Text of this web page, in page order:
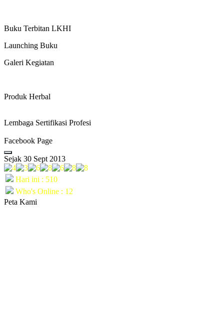
Buku Terbitan LKHI
Launching Buku
Galeri Kegiatan
Produk Herbal
Lembaga Sertifikasi Profesi
Facebook Page
Sejak 30 Sept 2013
Hari ini : 510
Who's Online : 12
Peta Kami